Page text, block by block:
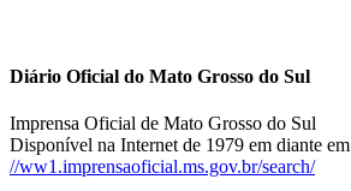
Diário Oficial do Mato Grosso do Sul
Imprensa Oficial de Mato Grosso do Sul
Disponível na Internet de 1979 em diante em
//ww1.imprensaoficial.ms.gov.br/search/